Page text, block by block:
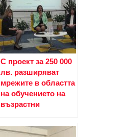
С проект за 250 000
лв. разширяват
мрежите в областта
на обучението на
възрастни